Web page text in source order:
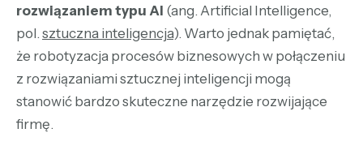
rozwiązaniem typu AI (ang. Artificial Intelligence,
pol. sztuczna inteligencja). Warto jednak pamiętać,
że robotyzacja procesów biznesowych w połączeniu
z rozwiązaniami sztucznej inteligencji mogą
stanowić bardzo skuteczne narzędzie rozwijające
firmę.